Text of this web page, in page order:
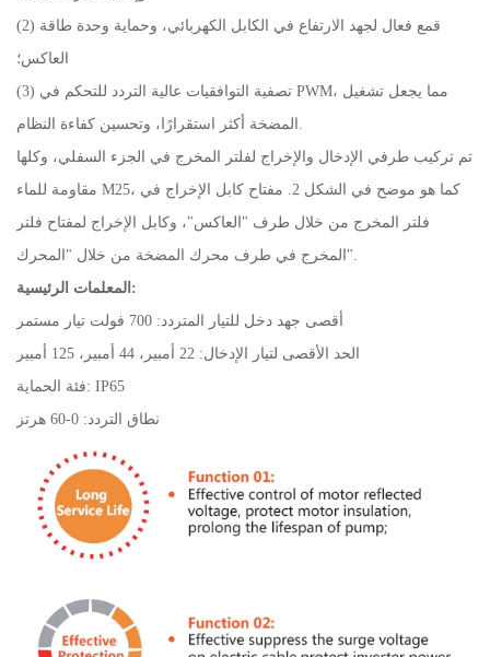
(2) قمع فعال لجهد الارتفاع في الكابل الكهربائي، وحماية وحدة طاقة
العاكس؛
(3) تصفية التوافقيات عالية التردد للتحكم في PWM، مما يجعل تشغيل
تم تركيب طرفي الإدخال والإخراج لفلتر المخرج في الجزء السفلي، وكلها
مقاومة للماء M25، كما هو موضح في الشكل 2. مفتاح كابل الإخراج في
فلتر المخرج من خلال طرف "العاكس"، وكابل الإخراج لمفتاح فلتر
المخرج في طرف محرك المضخة من خلال "المحرك".
المعلمات الرئيسية:
أقصى جهد دخل للتيار المتردد: 700 فولت تيار مستمر
الحد الأقصى لتيار الإدخال: 22 أمبير، 44 أمبير، 125 أمبير
فئة الحماية: IP65
نطاق التردد: 0-60 هرتز